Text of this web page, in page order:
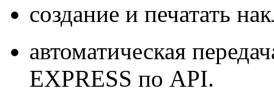
создание и печатать
автоматическая
EXPRESS по API.